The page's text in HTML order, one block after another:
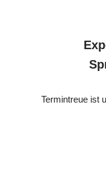
Termintreue ist